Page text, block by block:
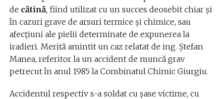
de cătină, fiind utilizat cu un succes deosebit chiar şi
în cazuri grave de arsuri termice şi chimice, sau
afecţiuni ale pielii determinate de expunerea la
iradieri. Merită amintit un caz relatat de ing. Ştefan
Manea, referitor la un accident de muncă grav
petrecut în anul 1985 la Combinatul Chimic Giurgiu.
Accidentul respectiv s-a soldat cu şase victime, cu